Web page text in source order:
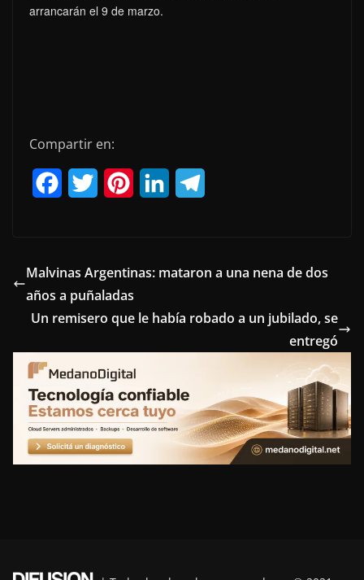
arrancarán el 9 de marzo.
Compartir en:
e
b
o
o
k
t
t
e
r
t
r
e
s
t
k
d
I
n
e
r
a
Malvinas Argentinas: mataron a una nena de dos
años a puñaladas
Un remisero que le había robado a un jubilado, se
entregó